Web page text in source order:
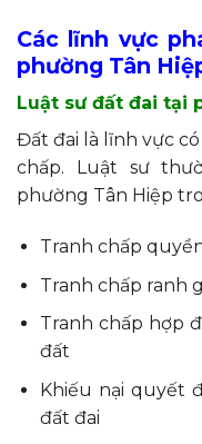
Các lĩnh vực
phường Tân
Luật sư đất đai tại
Đất đai là lĩnh vực
chấp. Luật sư
phường Tân Hiệp
Tranh chấp
Tranh chấp ranh
Tranh chấp hợp
đất
Khiếu nại quyết
đất đai